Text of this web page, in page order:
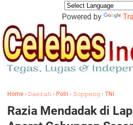
Powered by
Home › 𝙳𝚊𝚎𝚛𝚊𝚑 › Polri › 𝚂𝚘𝚙𝚙𝚎𝚗𝚐 › TNI
Razia Mendadak di